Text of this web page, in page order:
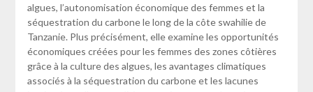
algues, l’autonomisation économique des femmes et la
séquestration du carbone le long de la côte swahilie de
Tanzanie. Plus précisément, elle examine les opportunités
économiques créées pour les femmes des zones côtières
grâce à la culture des algues, les avantages climatiques
associés à la séquestration du carbone et les lacunes